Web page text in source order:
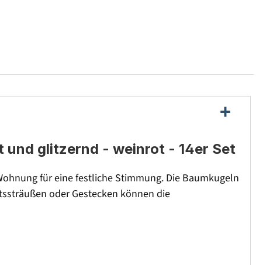
glitzernd - weinrot - 14er Set
für eine festliche Stimmung. Die Baumkugeln
oder Gestecken können die